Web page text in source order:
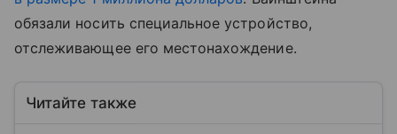
обязали носить специальное устройство,
отслеживающее его местонахождение.
Читайте также